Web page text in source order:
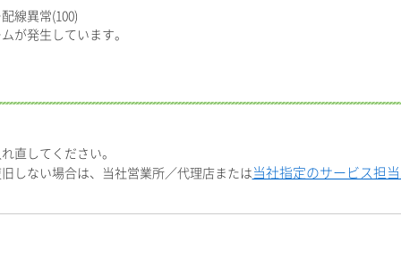
線異常(100)
が発生しています。
直してください。
しない場合は、当社営業所／代理店または 当社指定のサービス担